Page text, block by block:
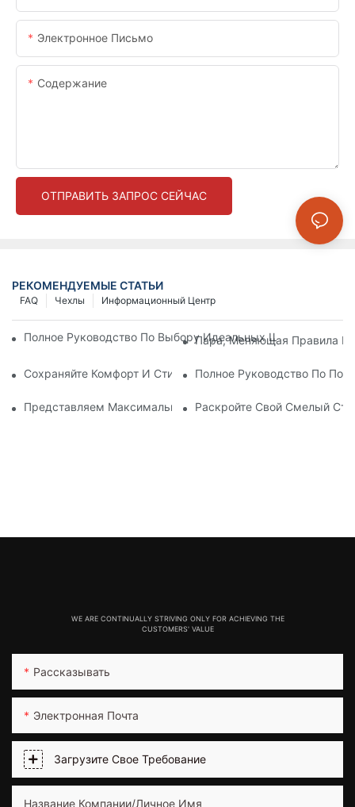
Электронное Письмо
Содержание
ОТПРАВИТЬ ЗАПРОС СЕЙЧАС
РЕКОМЕНДУЕМЫЕ СТАТЬИ
Информационный Центр
Чехлы
FAQ
Полное Руководство По Выбору Идеальных Шорт Для
Пара, Меняющая Правила
Сохраняйте Комфорт И Стиль С Этими Толстыми
Полное Руководство По
Представляем Максимальный Комфорт: Леггинсы
Раскройте Свой Смелый
WE ARE CONTINUALLY STRIVING ONLY FOR ACHIEVING THE
CUSTOMERS' VALUE
Рассказывать
Электронная Почта
Загрузите Свое Требование
Название Компании/Личное Имя